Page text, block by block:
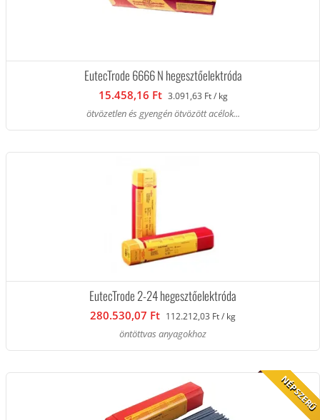
EutecTrode 6666 N hegesztőelektróda
15.458,16 Ft 3.091,63 Ft / kg
ötvözetlen és gyengén ötvözött acélok...
EutecTrode 2-24 hegesztőelektróda
280.530,07 Ft 112.212,03 Ft / kg
öntöttvas anyagokhoz
NÉPSZERŰ